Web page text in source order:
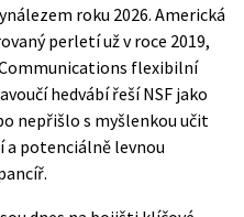
roku 2026. Americká
perletíuž v roce 2019,
flexibilní
hedvábí řeší NSF jako
nepřišlo s myšlenkou učit
a potenciálně levnou